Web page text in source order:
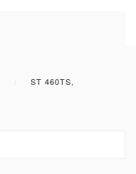
ST 460TS,